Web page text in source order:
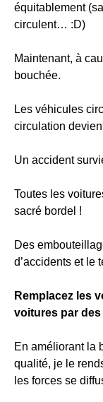
équitablement
circulent… :D)
Maintenant, à
bouchée.
Les véhicules
circulation
Un accident
Toutes les
sacré bordel !
Des
d’accidents et le
Remplacez les
voitures par
En améliorant la
qualité, je le
les forces se